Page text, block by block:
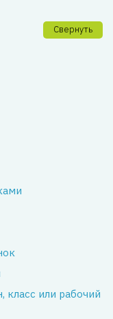
Свернуть
класс или рабочий